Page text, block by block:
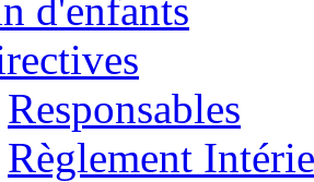
d'enfants
Responsables
Règlement